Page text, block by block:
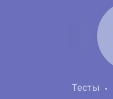
Тесты